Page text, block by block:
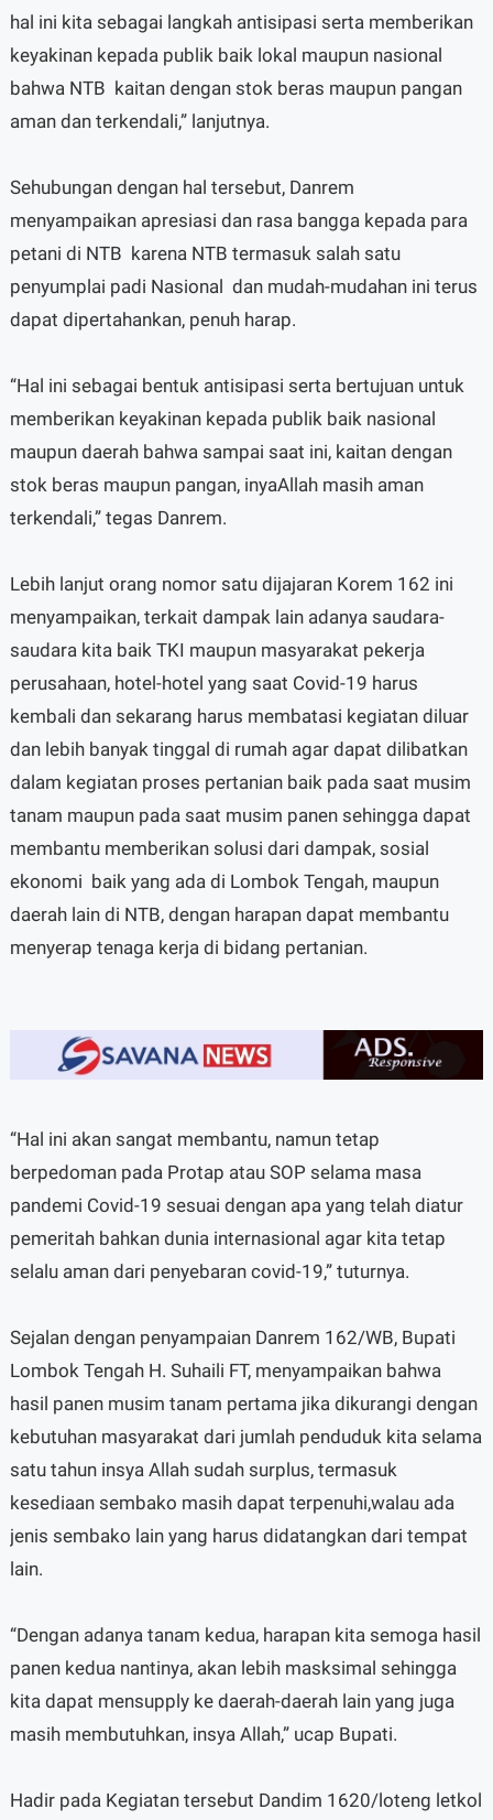
hal ini kita sebagai langkah antisipasi serta memberikan
keyakinan kepada publik baik lokal maupun nasional
bahwa NTB kaitan dengan stok beras maupun pangan
aman dan terkendali,” lanjutnya.
Sehubungan dengan hal tersebut, Danrem
menyampaikan apresiasi dan rasa bangga kepada para
petani di NTB karena NTB termasuk salah satu
penyumplai padi Nasional dan mudah-mudahan ini terus
dapat dipertahankan, penuh harap.
“Hal ini sebagai bentuk antisipasi serta bertujuan untuk
memberikan keyakinan kepada publik baik nasional
maupun daerah bahwa sampai saat ini, kaitan dengan
stok beras maupun pangan, inyaAllah masih aman
terkendali,” tegas Danrem.
Lebih lanjut orang nomor satu dijajaran Korem 162 ini
menyampaikan, terkait dampak lain adanya saudara-
saudara kita baik TKI maupun masyarakat pekerja
perusahaan, hotel-hotel yang saat Covid-19 harus
kembali dan sekarang harus membatasi kegiatan diluar
dan lebih banyak tinggal di rumah agar dapat dilibatkan
dalam kegiatan proses pertanian baik pada saat musim
tanam maupun pada saat musim panen sehingga dapat
membantu memberikan solusi dari dampak, sosial
ekonomi baik yang ada di Lombok Tengah, maupun
daerah lain di NTB, dengan harapan dapat membantu
menyerap tenaga kerja di bidang pertanian.
“Hal ini akan sangat membantu, namun tetap
berpedoman pada Protap atau SOP selama masa
pandemi Covid-19 sesuai dengan apa yang telah diatur
pemeritah bahkan dunia internasional agar kita tetap
selalu aman dari penyebaran covid-19,” tuturnya.
Sejalan dengan penyampaian Danrem 162/WB, Bupati
Lombok Tengah H. Suhaili FT, menyampaikan bahwa
hasil panen musim tanam pertama jika dikurangi dengan
kebutuhan masyarakat dari jumlah penduduk kita selama
satu tahun insya Allah sudah surplus, termasuk
kesediaan sembako masih dapat terpenuhi,walau ada
jenis sembako lain yang harus didatangkan dari tempat
lain.
“Dengan adanya tanam kedua, harapan kita semoga hasil
panen kedua nantinya, akan lebih masksimal sehingga
kita dapat mensupply ke daerah-daerah lain yang juga
masih membutuhkan, insya Allah,” ucap Bupati.
Hadir pada Kegiatan tersebut Dandim 1620/loteng letkol